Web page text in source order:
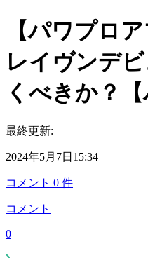
【パワプロ
レイヴンデ
くべきか？【
最終更新:
2024年5月7日15:34
コメント 0 件
コメント
0